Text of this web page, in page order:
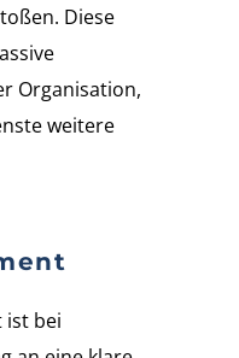
Diese
Organisation,
weitere
ist bei